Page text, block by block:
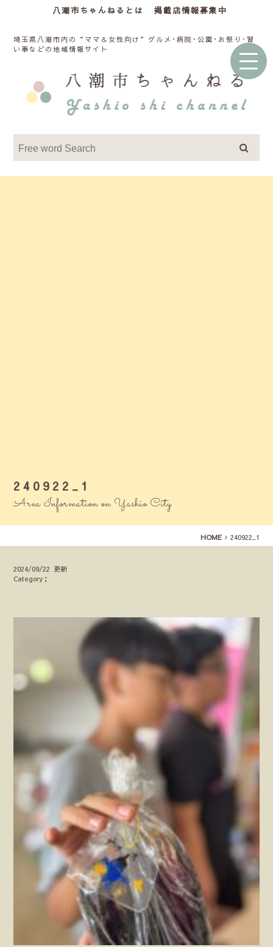
八潮市ちゃんねるとは 掲載店情報募集中
埼玉県八潮市内の“ママ＆女性向け”グルメ･病院･公園･お祭り･習
い事などの地域情報サイト
240922_1
Area Information on Yashio City
HOME 240922_1
2024/09/22 更新
Category；